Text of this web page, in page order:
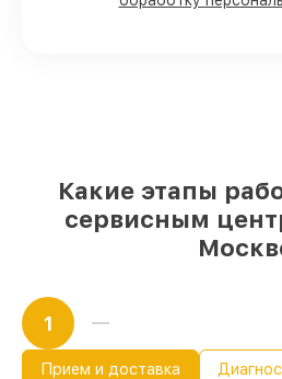
Какие этапы
сервисным
1
Прием и доставка